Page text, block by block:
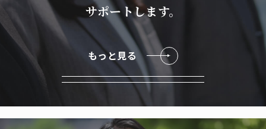
サポートします。
もっと見る